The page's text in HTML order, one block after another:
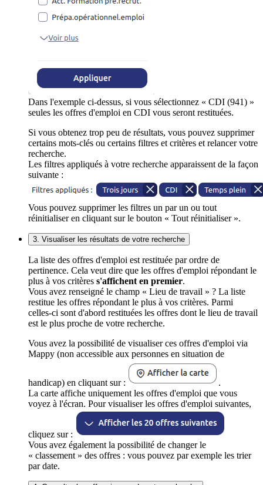
Dans l'exemple ci-dessus, si vous sélectionnez « CDI (941) »
seules les offres d'emploi en CDI vous seront restituées.
Si vous obtenez trop peu de résultats, vous pouvez supprimer
certains mots-clés ou certains filtres et critères et relancer votre
recherche.
Les filtres appliqués à votre recherche apparaissent de la façon
suivante :
Vous pouvez supprimer les filtres un par un ou tout
réinitialiser en cliquant sur le bouton « Tout réinitialiser ».
3. Visualiser les résultats de votre recherche
La liste des offres d'emploi est restituée par ordre de
pertinence. Cela veut dire que les offres d'emploi répondant le
plus à vos critères s'affichent en premier.
Vous avez renseigné le champ « Lieu de travail » ? La liste
restitue les offres répondant le plus à vos critères. Parmi
celles-ci sont d'abord restituées les offres dont le lieu de travail
est le plus proche de votre recherche.
Vous avez la possibilité de visualiser ces offres d'emploi via
Mappy (non accessible aux personnes en situation de
handicap) en cliquant sur :
.
La carte affiche uniquement les offres d'emploi que vous
voyez à l'écran. Pour visualiser les offres d'emploi suivantes,
cliquez sur :
Vous avez également la possibilité de changer le
« classement » des offres : vous pouvez par exemple les trier
par date.